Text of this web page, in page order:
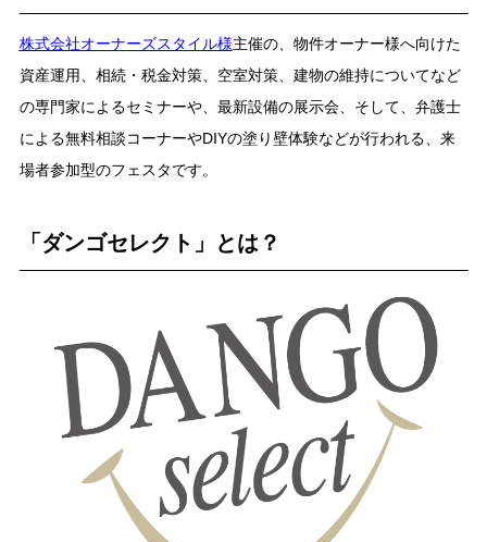
株式会社オーナーズスタイル様主催の、物件オーナー様へ向けた
資産運用、相続・税金対策、空室対策、建物の維持についてなど
の専門家によるセミナーや、最新設備の展示会、そして、弁護士
による無料相談コーナーやDIYの塗り壁体験などが行われる、来
場者参加型のフェスタです。
「ダンゴセレクト」とは？